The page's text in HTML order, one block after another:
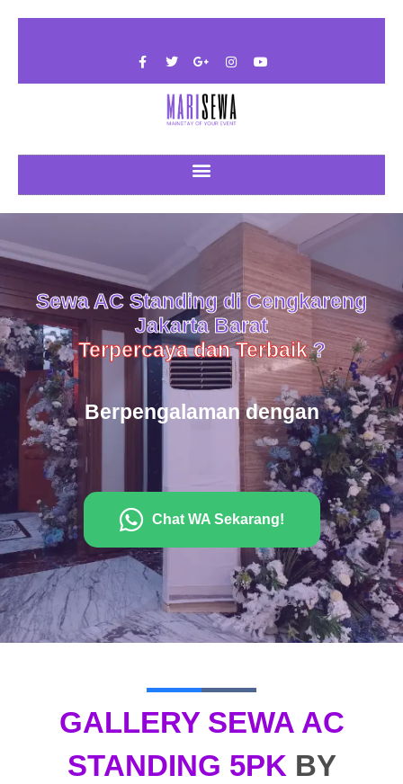
Sewa AC Standing di Cengkareng
Jakarta Barat
Terpercaya dan Terbaik ?
Berpengalaman dengan
Chat WA Sekarang!
GALLERY SEWA AC
STANDING 5PK BY